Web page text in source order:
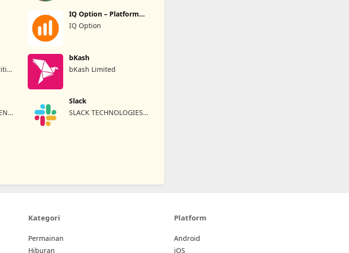
IQ Option – Platform
Dagangan
IQ Option
bKash
bKash Limited
Slack
SLACK TECHNOLOGIES
Kategori
Permainan
Hiburan
Platform
Android
iOS